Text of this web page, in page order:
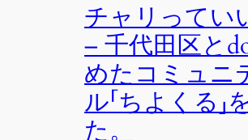
チャリってい
– 千代田区と
めたコミュニ
ル「ちよくる
た。